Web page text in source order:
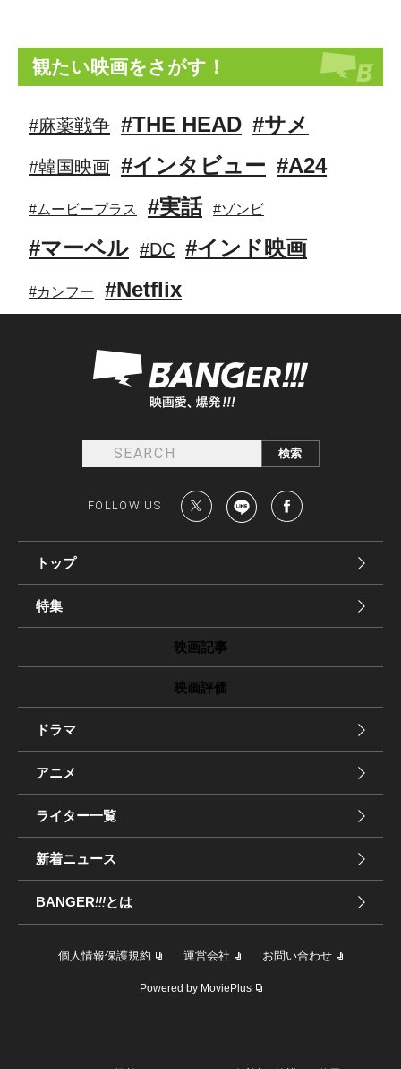
観たい映画をさがす！
#麻薬戦争 #THE HEAD #サメ
#韓国映画 #インタビュー #A24
#ムービープラス #実話 #ゾンビ
#マーベル #DC #インド映画
#カンフー #Netflix
FOLLOW US
トップ
特集
映画記事
映画評価
ドラマ
アニメ
ライター一覧
新着ニュース
BANGER!!!とは
個人情報保護規約 運営会社 お問い合わせ
Powered by MoviePlus